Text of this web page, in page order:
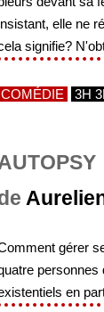
elle ne
signifie?
COMÉDIE 3H
gérer
personnes
en